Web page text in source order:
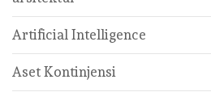
Artificial Intelligence
Aset Kontinjensi